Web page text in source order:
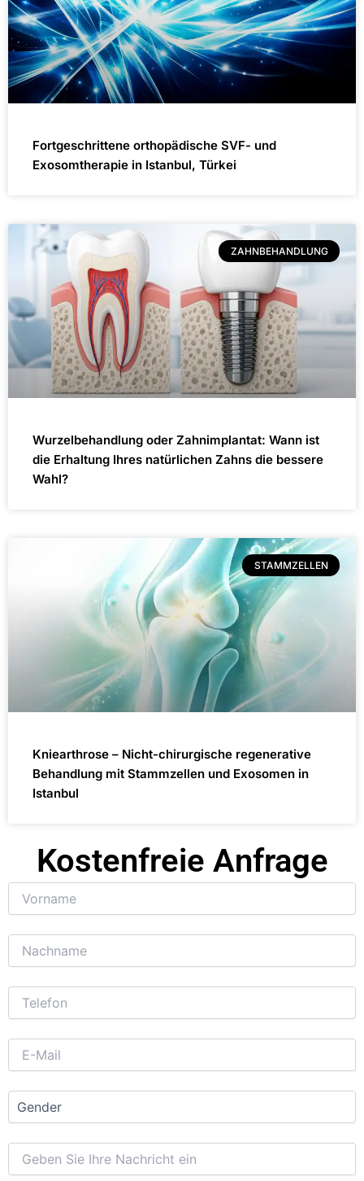
Fortgeschrittene orthopädische SVF- und
Exosomtherapie in Istanbul, Türkei
ZAHNBEHANDLUNG
Wurzelbehandlung oder Zahnimplantat: Wann ist
die Erhaltung Ihres natürlichen Zahns die bessere
Wahl?
STAMMZELLEN
Kniearthrose – Nicht-chirurgische regenerative
Behandlung mit Stammzellen und Exosomen in
Istanbul
Kostenfreie Anfrage